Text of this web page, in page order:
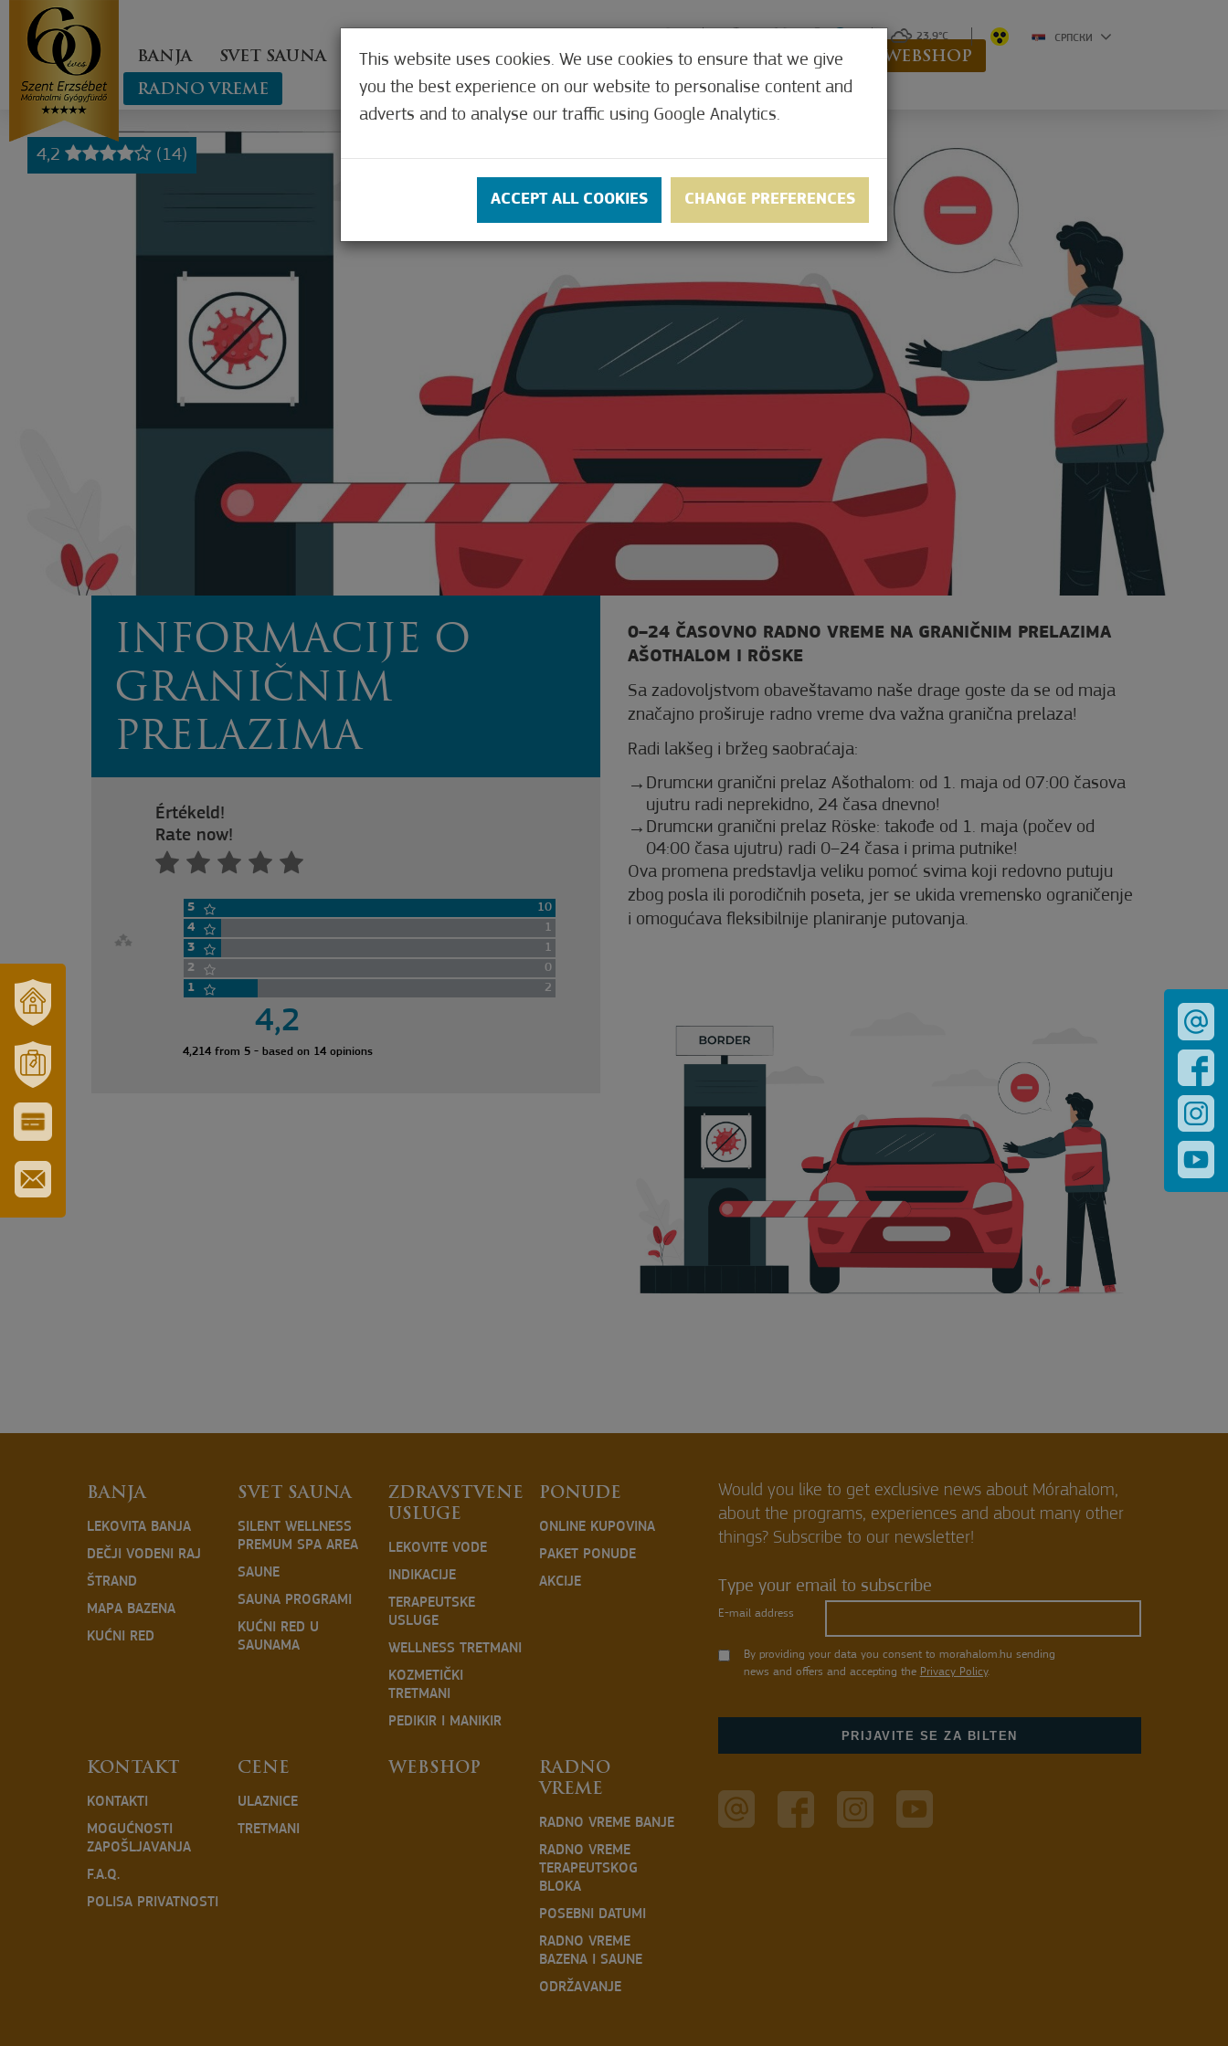
GRAD
I
REGION
TURIZAM
&
TOURIST
CARD
BANJA SVET SAUNA ZDRAVSTVENE USLUGE PONUDE KONTAKT CENE WEBSHOP
RADNO VREME
23,9°C СРПСКИ
4,2 (14)
INFORMACIJE O
GRANIČNIM
PRELAZIMA
Értékeld!
Rate now!
5
10
4
1
3
1
2
0
1
2
4,2
4,214 from 5 - based on 14 opinions
0–24 ČASOVNO RADNO VREME NA GRANIČNIM PRELAZIMA
AŠOTHALOM I RÖSKE
Sa zadovoljstvom obaveštavamo naše drage goste da se od maja
značajno proširuje radno vreme dva važna granična prelaza!
Radi lakšeg i bržeg saobraćaja:
Drumски granični prelaz Ašothalom: od 1. maja od 07:00 časova
ujutru radi neprekidno, 24 časa dnevno!
Drumски granični prelaz Röske: takođe od 1. maja (počev od
04:00 časa ujutru) radi 0–24 časa i prima putnike!
Ova promena predstavlja veliku pomoć svima koji redovno putuju
zbog posla ili porodičnih poseta, jer se ukida vremensko ograničenje
i omogućava fleksibilnije planiranje putovanja.
This website uses cookies. We use cookies to ensure that we give
you the best experience on our website to personalise content and
adverts and to analyse our traffic using Google Analytics.
ACCEPT ALL COOKIES CHANGE PREFERENCES
BANJA
LEKOVITA BANJA
DEČJI VODENI RAJ
ŠTRAND
MAPA BAZENA
KUĆNI RED
SVET SAUNA
SILENT WELLNESS
PREMUM SPA AREA
SAUNE
SAUNA PROGRAMI
KUĆNI RED U
SAUNAMA
ZDRAVSTVENE
USLUGE
LEKOVITE VODE
INDIKACIJE
TERAPEUTSKE
USLUGE
WELLNESS TRETMANI
KOZMETIČKI
TRETMANI
PEDIKIR I MANIKIR
PONUDE
ONLINE KUPOVINA
PAKET PONUDE
AKCIJE
KONTAKT
KONTAKTI
MOGUĆNOSTI
ZAPOŠLJAVANJA
F.A.Q.
POLISA PRIVATNOSTI
CENE
ULAZNICE
TRETMANI
WEBSHOP
RADNO
VREME
RADNO VREME BANJE
RADNO VREME
TERAPEUTSKOG
BLOKA
POSEBNI DATUMI
RADNO VREME
BAZENA I SAUNE
ODRŽAVANJE
Would you like to get exclusive news about Mórahalom,
about the programs, experiences and about many other
things? Subscribe to our newsletter!
Type your email to subscribe
E-mail address
By providing your data you consent to morahalom.hu sending
news and offers and accepting the Privacy Policy.